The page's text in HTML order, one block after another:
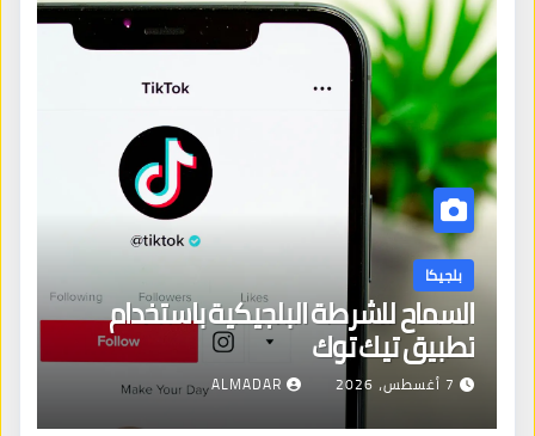
بلجيكا
السماح للشرطة البلجيكية باستخدام
تطبيق تيك توك
7 أغسطس، 2026 ALMADAR